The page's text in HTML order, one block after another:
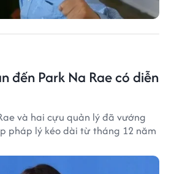
đến Park Na Rae có diễn
và hai cựu quản lý đã vướng
pháp lý kéo dài từ tháng 12 năm